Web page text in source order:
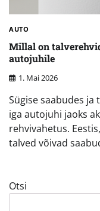
AUTO
Millal on
autojuhile
1. Mai 2026
Sügise saabudes
iga autojuhi jaoks
rehvivahetus.
talved võivad
Otsi